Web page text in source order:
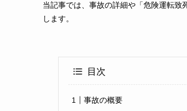
当記事では、事故の詳細や「危険運転致
します。
目次
事故の概要